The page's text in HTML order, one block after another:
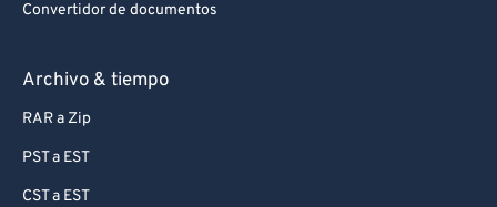
Convertidor de documentos
Archivo & tiempo
RAR a Zip
PST a EST
CST a EST